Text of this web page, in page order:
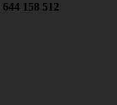
644 158 512